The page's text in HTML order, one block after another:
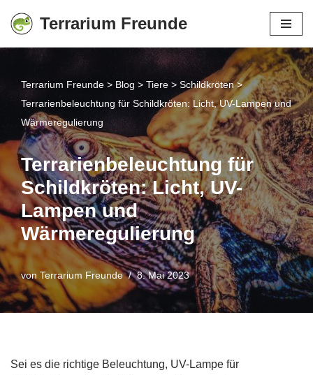
Zum
Terrarium Freunde
Terrarium Freunde > Blog > Tiere > Schildkröten>
Terrarienbeleuchtung für Schildkröten: Licht, UV-Lampen und
Wärmeregulierung
Terrarienbeleuchtung für
Schildkröten: Licht, UV-
Lampen und
Wärmeregulierung
von Terrarium Freunde 8. Mai 2023
Sei es die richtige Beleuchtung, UV-Lampe für